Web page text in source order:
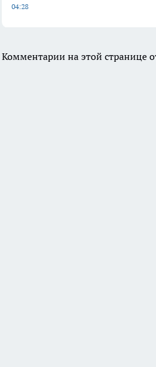
04:28
Комментарии на этой странице